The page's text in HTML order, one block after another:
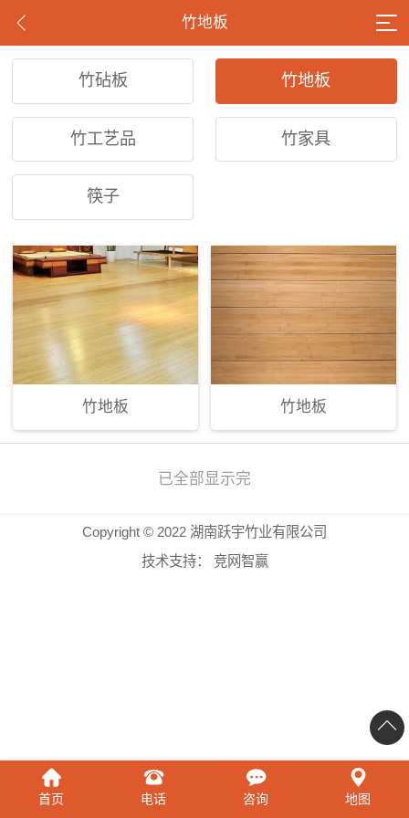
竹地板
竹砧板 竹地板
竹工艺品 竹家具
筷子
竹地板 竹地板
已全部显示完
首页 电话 咨询 地图
Copyright © 2022 湖南跃宇竹业有限公司
技术支持：
竞网智赢